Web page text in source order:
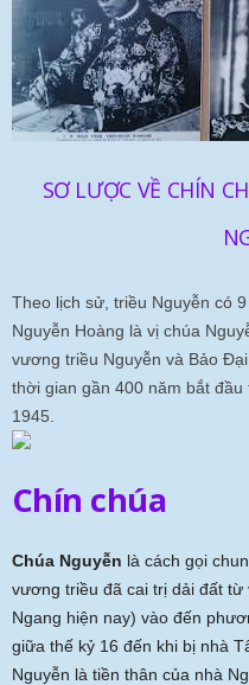
SƠ LƯỢC VỀ CHÍN
Theo lịch sử, triều Nguyễn có
Nguyễn Hoàng là vị chúa
vương triều Nguyễn và Bảo
thời gian gần 400 năm bắt
1945.
Chín chúa
Chúa Nguyễn là cách gọi
vương triều đã cai trị dải đất
Ngang hiện nay) vào đến
giữa thế kỷ 16 đến khi bị nhà
Nguyễn là tiền thân của nhà